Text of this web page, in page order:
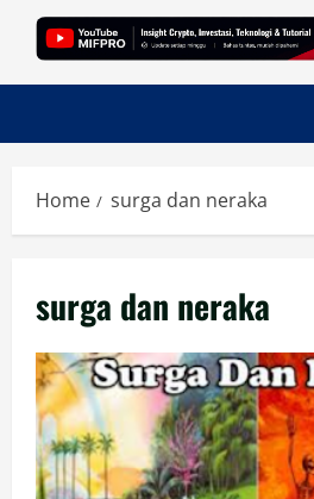
Home surga dan neraka
surga dan neraka